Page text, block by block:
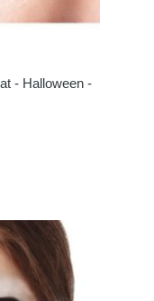
- Halloween -